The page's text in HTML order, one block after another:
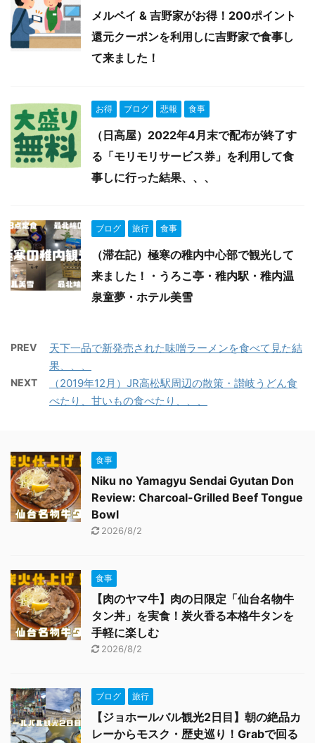
メルペイ & 吉野家がお得！200ポイント
還元クーポンを利用しに吉野家で食事し
て来ました！
お得 ブログ 悲報 食事
（日高屋）2022年4月末で配布が終了す
る「モリモリサービス券」を利用して食
事しに行った結果、、、
ブログ 旅行 食事
（滞在記）極寒の稚内中心部で観光して
来ました！・うろこ亭・稚内駅・稚内温
泉童夢・ホテル美雪
PREV
天下一品で新発売された味噌ラーメンを食べて見た結
果、、、
NEXT
（2019年12月）JR高松駅周辺の散策・讃岐うどん食
べたり、甘いもの食べたり、、、
食事
Niku no Yamagyu Sendai Gyutan Don
Review: Charcoal-Grilled Beef Tongue
Bowl
2026/8/2
食事
【肉のヤマ牛】肉の日限定「仙台名物牛
タン丼」を実食！炭火香る本格牛タンを
手軽に楽しむ
2026/8/2
ブログ 旅行
【ジョホールバル観光2日目】朝の絶品カ
レーからモスク・歴史巡り！Grabで回る